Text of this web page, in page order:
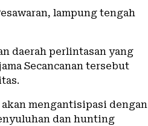
lampung tengah
daerah perlintasan yang
Secancanan tersebut
mengantisipasi dengan
dan hunting